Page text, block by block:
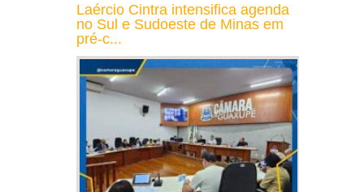
Laércio Cintra intensifica agenda
no Sul e Sudoeste de Minas em
pré-c...